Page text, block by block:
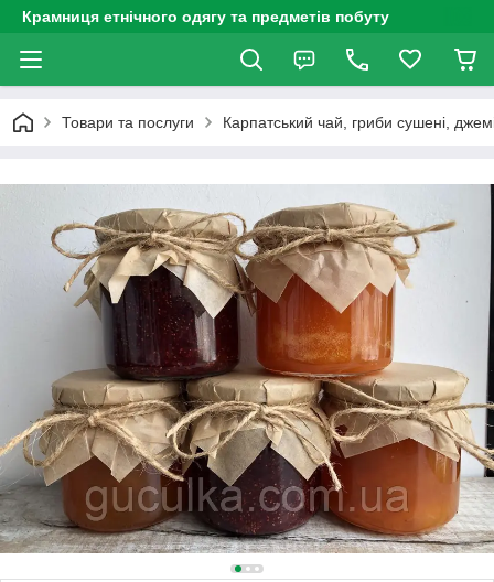
Крамниця етнічного одягу та предметів побуту
Товари та послуги Карпатський чай, гриби сушені,